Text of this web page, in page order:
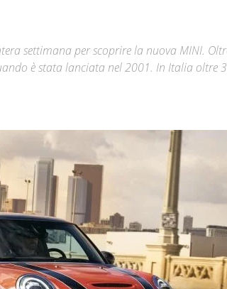
settimana per scoprire la nuova MINI.
è stata lanciata nel 2001. In Italia oltre